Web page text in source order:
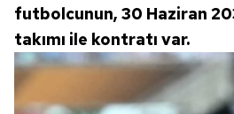
futbolcunun, 30 Haziran
takımı ile kontratı var.